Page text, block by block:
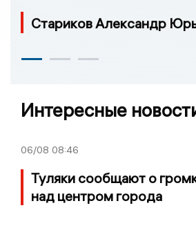
Стариков Александр
Интересные
06/08 08:46
Туляки сообщают о
над центром города